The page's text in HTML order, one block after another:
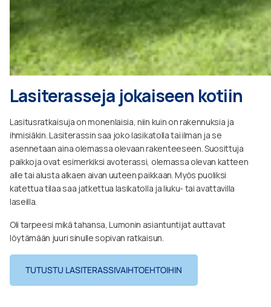
Lasiterasseja jokaiseen kotiin
Lasitusratkaisuja on monenlaisia, niin kuin on rakennuksia ja
ihmisiäkin. Lasiterassin saa joko lasikatolla tai ilman ja se
asennetaan aina olemassa olevaan rakenteeseen. Suosittuja
paikkoja ovat esimerkiksi avoterassi, olemassa olevan katteen
alle tai alusta alkaen aivan uuteen paikkaan. Myös puoliksi
katettua tilaa saa jatkettua lasikatolla ja liuku- tai avattavilla
laseilla.
Oli tarpeesi mikä tahansa, Lumonin asiantuntijat auttavat
löytämään juuri sinulle sopivan ratkaisun.
TUTUSTU LASITERASSIVAIHTOEHTOIHIN